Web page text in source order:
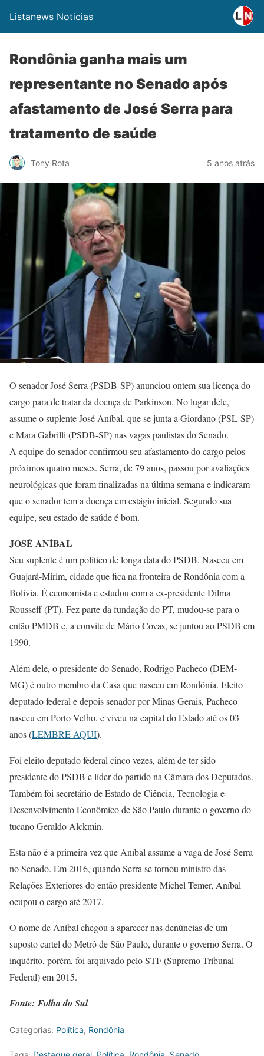
Listanews Noticias
Rondônia ganha mais um
representante no Senado após
afastamento de José Serra para
tratamento de saúde
Tony Rota 5 anos atrás
O senador José Serra (PSDB-SP) anunciou ontem sua licença do
cargo para de tratar da doença de Parkinson. No lugar dele,
assume o suplente José Aníbal, que se junta a Giordano (PSL-SP)
e Mara Gabrilli (PSDB-SP) nas vagas paulistas do Senado.
A equipe do senador confirmou seu afastamento do cargo pelos
próximos quatro meses. Serra, de 79 anos, passou por avaliações
neurológicas que foram finalizadas na última semana e indicaram
que o senador tem a doença em estágio inicial. Segundo sua
equipe, seu estado de saúde é bom.
JOSÉ ANÍBAL
Seu suplente é um político de longa data do PSDB. Nasceu em
Guajará-Mirim, cidade que fica na fronteira de Rondônia com a
Bolívia. É economista e estudou com a ex-presidente Dilma
Rousseff (PT). Fez parte da fundação do PT, mudou-se para o
então PMDB e, a convite de Mário Covas, se juntou ao PSDB em
1990.
Além dele, o presidente do Senado, Rodrigo Pacheco (DEM-
MG) é outro membro da Casa que nasceu em Rondônia. Eleito
deputado federal e depois senador por Minas Gerais, Pacheco
nasceu em Porto Velho, e viveu na capital do Estado até os 03
anos (LEMBRE AQUI).
Foi eleito deputado federal cinco vezes, além de ter sido
presidente do PSDB e líder do partido na Câmara dos Deputados.
Também foi secretário de Estado de Ciência, Tecnologia e
Desenvolvimento Econômico de São Paulo durante o governo do
tucano Geraldo Alckmin.
Esta não é a primeira vez que Aníbal assume a vaga de José Serra
no Senado. Em 2016, quando Serra se tornou ministro das
Relações Exteriores do então presidente Michel Temer, Aníbal
ocupou o cargo até 2017.
O nome de Aníbal chegou a aparecer nas denúncias de um
suposto cartel do Metrô de São Paulo, durante o governo Serra. O
inquérito, porém, foi arquivado pelo STF (Supremo Tribunal
Federal) em 2015.
Fonte: Folha do Sul
Categorias: Política, Rondônia